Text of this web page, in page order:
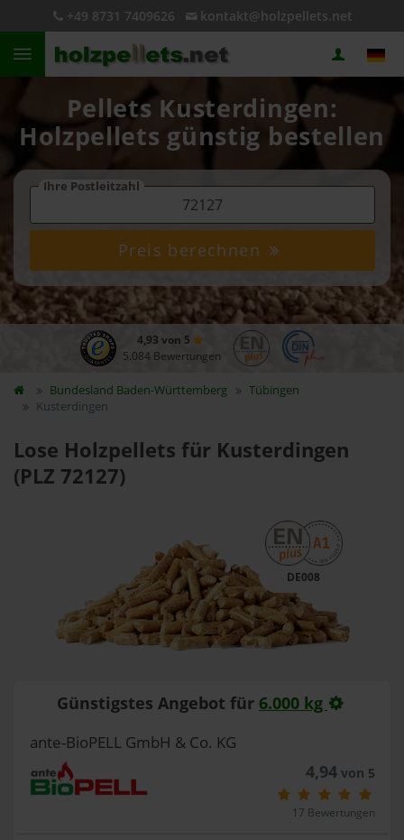
+49 8731 7409626 kontakt@holzpellets.net
Pellets Kusterdingen:
Holzpellets günstig bestellen
Ihre Postleitzahl
Preis berechnen
4,93 von 5
5.084 Bewertungen
Bundesland Baden-Württemberg
Tübingen
Kusterdingen
Lose Holzpellets für Kusterdingen
(PLZ 72127)
DE008
Günstigstes Angebot für 6.000 kg
ante-BioPELL GmbH & Co. KG
4,94von 5
17 Bewertungen